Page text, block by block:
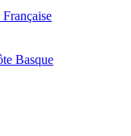
Basque